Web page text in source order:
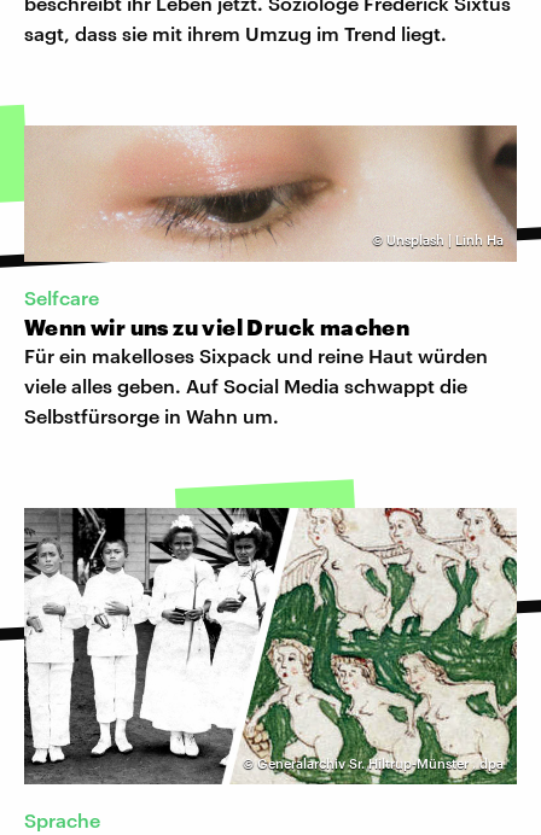
sagt, dass sie mit ihrem Umzug im Trend liegt.
© Unsplash | Linh Ha
Selfcare
Wenn wir uns zu viel Druck machen
Für ein makelloses Sixpack und reine Haut würden
viele alles geben. Auf Social Media schwappt die
Selbstfürsorge in Wahn um.
© Generalarchiv Sr. Hiltrup-Münster,dpa
Sprache